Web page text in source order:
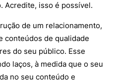
Acredite, isso é possível.
de um relacionamento,
conteúdos de qualidade
do seu público. Esse
laços, à medida que o seu
no seu conteúdo e